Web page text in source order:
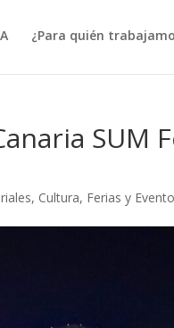
¿Para quién
SUM
, Cultura, Ferias y